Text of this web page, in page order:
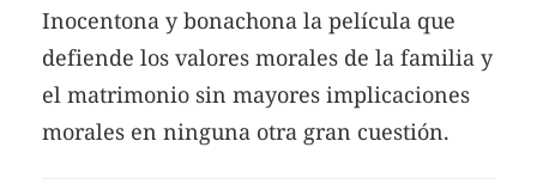
Inocentona y bonachona la película que
defiende los valores morales de la familia y
el matrimonio sin mayores implicaciones
morales en ninguna otra gran cuestión.